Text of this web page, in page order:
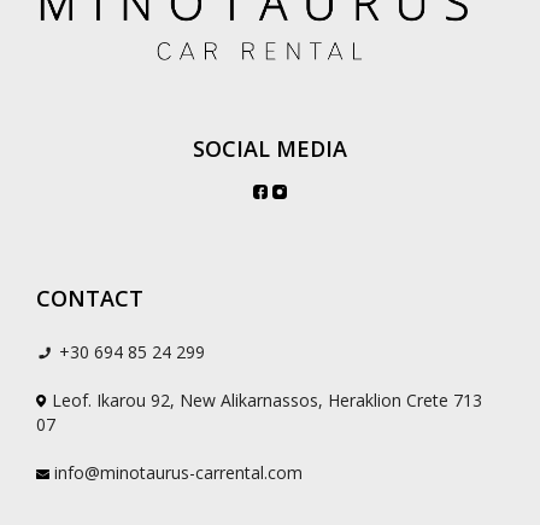
SOCIAL MEDIA
CONTACT
+30 694 85 24 299
Leof. Ikarou 92, New Alikarnassos, Heraklion Crete 713
07
info@minotaurus-carrental.com